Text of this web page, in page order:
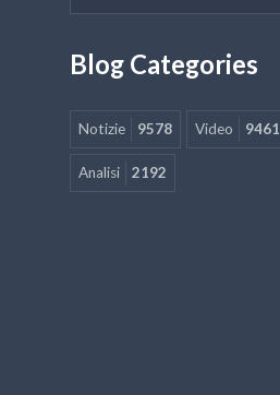
Blog Categories
Notizie 9578 Video 9461
Analisi 2192